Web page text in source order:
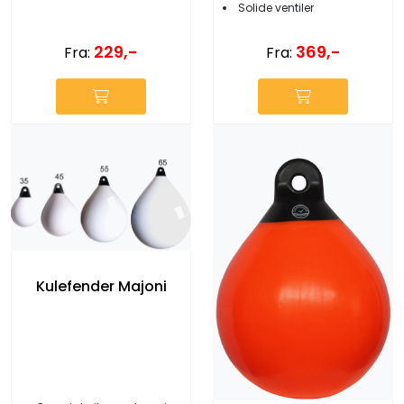
Fra: 229,-
Solide ventiler
Fra: 369,-
Kulefender Majoni